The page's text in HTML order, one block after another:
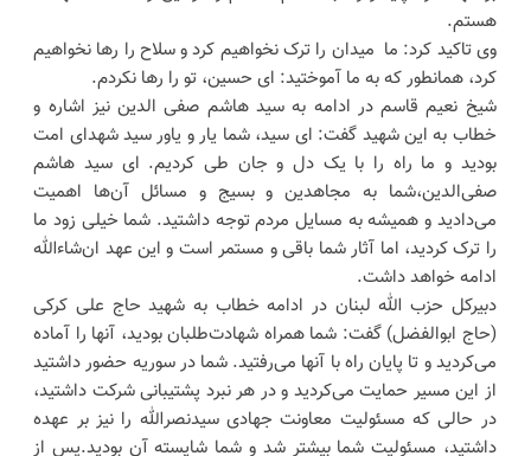
هستم.
وی تاکید کرد: ما میدان را ترک نخواهیم کرد و سلاح را رها نخواهیم
کرد، همانطور که به ما آموختید: ای حسین، تو را رها نکردم.
شیخ نعیم قاسم در ادامه به سید هاشم صفی الدین نیز اشاره و
خطاب به این شهید گفت: ای سید، شما یار و یاور سید شهدای امت
بودید و ما راه را با یک دل و جان طی کردیم. ای سید هاشم
صفی‌الدین،شما به مجاهدین و بسیج و مسائل آن‌ها اهمیت
می‌دادید و همیشه به مسایل مردم توجه داشتید. شما خیلی زود ما
را ترک کردید، اما آثار شما باقی و مستمر است و این عهد ان‌شاءالله
ادامه خواهد داشت.
دبیرکل حزب الله لبنان در ادامه خطاب به شهید حاج علی کرکی
(حاج ابوالفضل) گفت: شما همراه شهادت‌طلبان بودید، آنها را آماده
می‌کردید و تا پایان راه با آنها می‌رفتید. شما در سوریه حضور داشتید
از این مسیر حمایت می‌کردید و در هر نبرد پشتیبانی شرکت داشتید،
در حالی که مسئولیت معاونت جهادی سیدنصرالله را نیز بر عهده
داشتید، مسئولیت شما بیشتر شد و شما شایسته آن بودید.پس از